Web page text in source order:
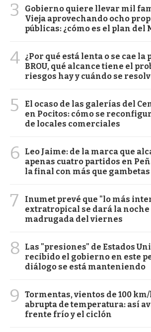
3
Gobierno quiere llevar mil
Vieja aprovechando ocho
públicas: ¿cómo es el plan del
4 ¿Por qué está lenta o se cae
BROU, qué alcance tiene el
riesgos hay y cuándo se
5
El ocaso de las galerías del
en Pocitos: cómo se
de locales comerciales
6
Leo Jaime: de la marca que
apenas cuatro partidos en
la final con más que gambetas
7
Inumet prevé que "lo más
extratropical se dará la noche
madrugada del viernes
8
Las "presiones" de Estados
recibido el gobierno en este
diálogo se está manteniendo
9
Tormentas, vientos de 100
abrupta de temperatura: así
frente frío y el ciclón